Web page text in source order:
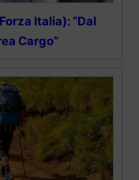
Italia): “Dal
Cargo”